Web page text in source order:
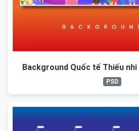
Background Quốc tế Thiếu
PSD